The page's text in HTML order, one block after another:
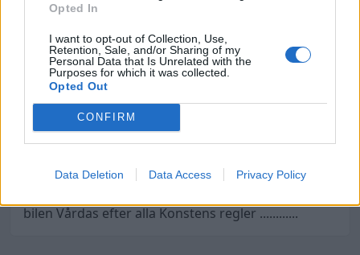
Opted In
I want to opt-out of Collection, Use,
Retention, Sale, and/or Sharing of my
Personal Data that Is Unrelated with the
Purposes for which it was collected.
Opted Out
CONFIRM
Data Deletion Data Access Privacy Policy
SÅ NU BLIR BAKLJUSPOTTORNA I BAKLUCKAN
ÄNTLIGEN KROMADE.
ÖVRIGT
Bilen är helrenoverad. Lackad i Vipers gula Nyans
med orange pearl över.
South Carolina 2007.
bilen Vårdas efter alla Konstens regler ............